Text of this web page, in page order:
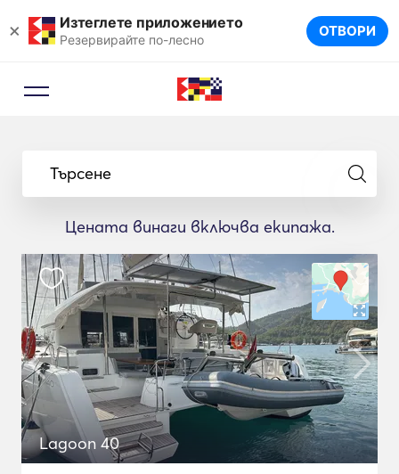
× Изтеглете приложението
Резервирайте по-лесно ОТВОРИ
Търсене
Цената винаги включва екипажа.
Lagoon 40